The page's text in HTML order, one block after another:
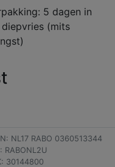
5 dagen in
(mits
NL17 RABO 0360513344
RABONL2U
30144800